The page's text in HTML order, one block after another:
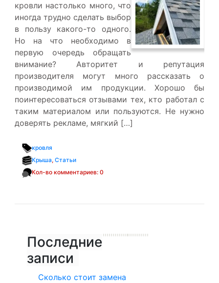
кровли настолько много, что
иногда трудно сделать выбор
в пользу какого-то одного.
Но на что необходимо в
первую очередь обращать
внимание? Авторитет и репутация
производителя могут много рассказать о
производимой им продукции. Хорошо бы
поинтересоваться отзывами тех, кто работал с
таким материалом или пользуются. Не нужно
доверять рекламе, мягкий […]
кровля
Крыша, Статьи
Кол-во комментариев: 0
Последние
записи
Сколько стоит замена